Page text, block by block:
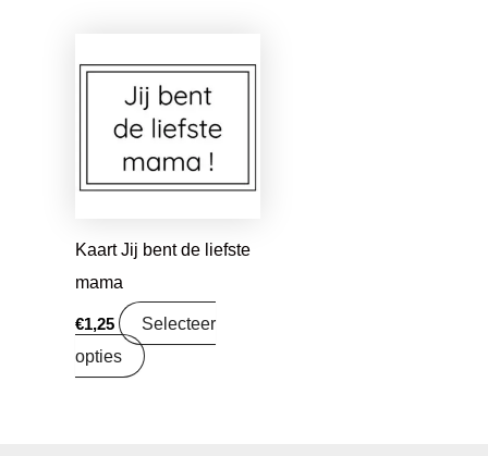
Kaart Jij bent de liefste
mama
€1,25
Selecteer
opties